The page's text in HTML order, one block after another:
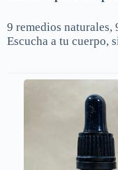
9 remedios naturales,
Escucha a tu cuerpo,